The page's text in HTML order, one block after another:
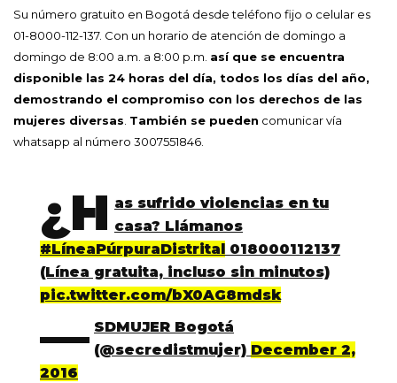
Su número gratuito en Bogotá desde teléfono fijo o celular es
01-8000-112-137. Con un horario de atención de domingo a
domingo de 8:00 a.m. a 8:00 p.m. así que se encuentra
disponible las 24 horas del día, todos los días del año,
demostrando el compromiso con los derechos de las
mujeres diversas. También se pueden comunicar vía
whatsapp al número 3007551846.
¿H as sufrido violencias en tu
casa? Llámanos
#LíneaPúrpuraDistrital
018000112137
(Línea gratuita, incluso sin minutos)
pic.twitter.com/bX0AG8mdsk
— SDMUJER Bogotá
(@secredistmujer) December 2,
2016